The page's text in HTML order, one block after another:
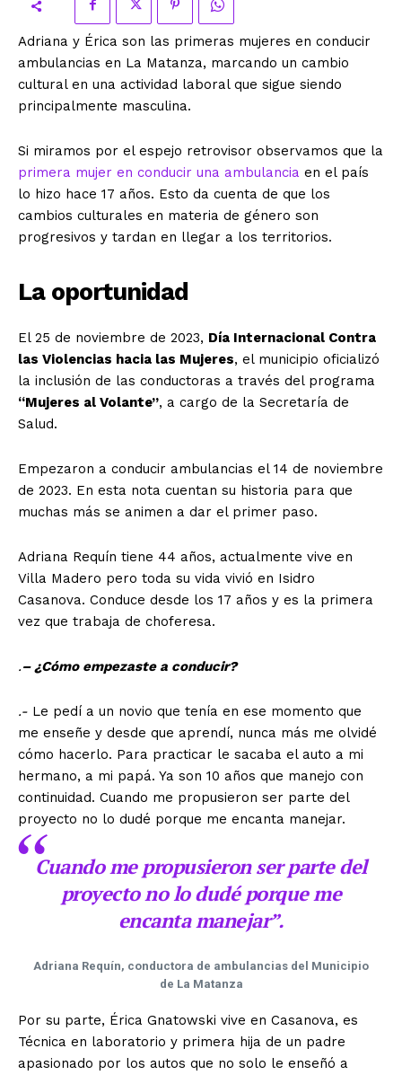
Adriana y Érica son las primeras mujeres en conducir
ambulancias en La Matanza, marcando un cambio
cultural en una actividad laboral que sigue siendo
principalmente masculina.
Si miramos por el espejo retrovisor observamos que la
primera mujer en conducir una ambulancia en el país
lo hizo hace 17 años. Esto da cuenta de que los
cambios culturales en materia de género son
progresivos y tardan en llegar a los territorios.
La oportunidad
El 25 de noviembre de 2023, Día Internacional Contra
las Violencias hacia las Mujeres, el municipio oficializó
la inclusión de las conductoras a través del programa
“Mujeres al Volante”, a cargo de la Secretaría de
Salud.
Empezaron a conducir ambulancias el 14 de noviembre
de 2023. En esta nota cuentan su historia para que
muchas más se animen a dar el primer paso.
Adriana Requín tiene 44 años, actualmente vive en
Villa Madero pero toda su vida vivió en Isidro
Casanova. Conduce desde los 17 años y es la primera
vez que trabaja de choferesa.
.– ¿Cómo empezaste a conducir?
.- Le pedí a un novio que tenía en ese momento que
me enseñe y desde que aprendí, nunca más me olvidé
cómo hacerlo. Para practicar le sacaba el auto a mi
hermano, a mi papá. Ya son 10 años que manejo con
continuidad. Cuando me propusieron ser parte del
proyecto no lo dudé porque me encanta manejar.
Cuando me propusieron ser parte del
proyecto no lo dudé porque me
encanta manejar”.
Adriana Requín, conductora de ambulancias del Municipio
de La Matanza
Por su parte, Érica Gnatowski vive en Casanova, es
Técnica en laboratorio y primera hija de un padre
apasionado por los autos que no solo le enseñó a